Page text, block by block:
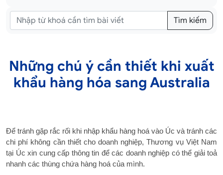
Tìm kiếm
Những chú ý cần thiết khi xuất
khẩu hàng hóa sang Australia
Để tránh gặp rắc rối khi nhập khẩu hàng hoá vào Úc và tránh các
chi phí không cần thiết cho doanh nghiệp, Thương vụ Việt Nam
tại Úc xin cung cấp thông tin để các doanh nghiệp có thể giải toả
nhanh các thùng chứa hàng hoá của mình.